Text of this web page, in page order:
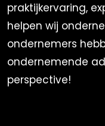
praktijkervaring,
helpen wij
ondernemers
ondernemende
perspective!